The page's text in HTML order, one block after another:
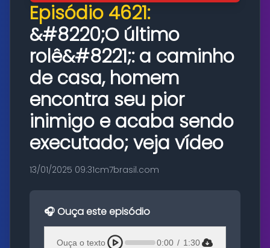
Episódio 4621:
&#8220;O último
rolê&#8221;: a caminho
de casa, homem
encontra seu pior
inimigo e acaba sendo
executado; veja vídeo
13/01/2025 09:31cm7brasil.com
🎧 Ouça este episódio
Ouça o texto 0:00 / 1:30